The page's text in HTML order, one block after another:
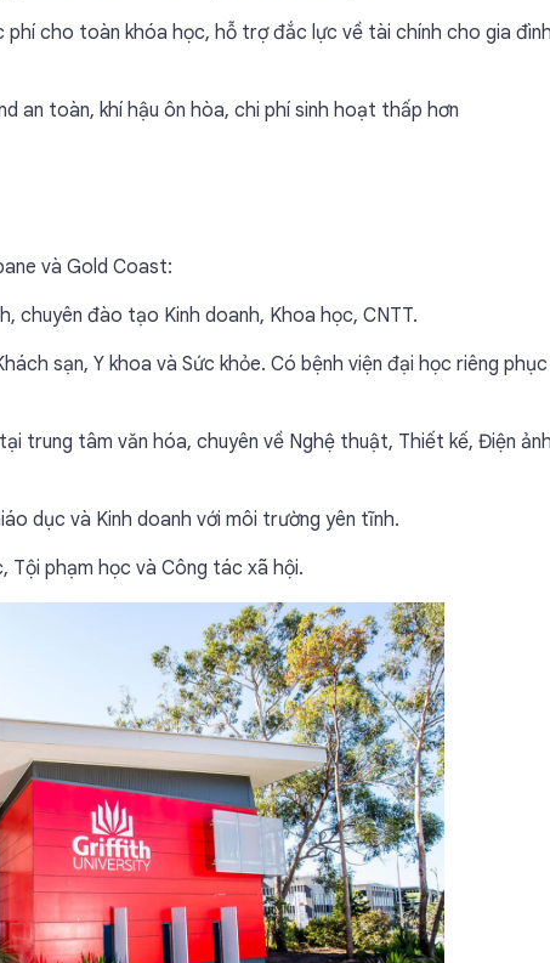
phí cho toàn khóa học, hỗ trợ đắc lực về tài chính cho gia
an toàn, khí hậu ôn hòa, chi phí sinh hoạt thấp hơn
và Gold Coast:
chuyên đào tạo Kinh doanh, Khoa học, CNTT.
sạn, Y khoa và Sức khỏe. Có bệnh viện đại học riêng
trung tâm văn hóa, chuyên về Nghệ thuật, Thiết kế, Điện
dục và Kinh doanh với môi trường yên tĩnh.
Tội phạm học và Công tác xã hội.